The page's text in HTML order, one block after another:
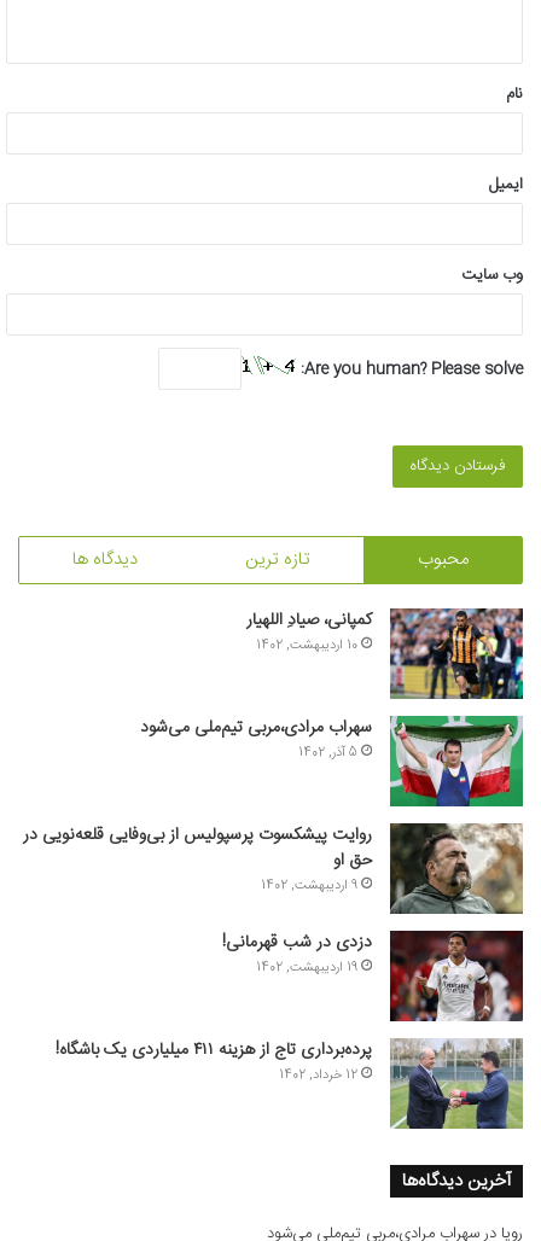
*
نام
ایمیل
وب‌ سایت
Are you human? Please solve:
محبوب تازه ترین دیدگاه ها
کمپانی، صیادِ اللهیار
10 اردیبهشت, 1402
سهراب مرادی،مربی تیم‌ملی می‌شود
5 آذر, 1402
روایت پیشکسوت پرسپولیس از بی‌وفایی قلعه‌نویی در
حق او
9 اردیبهشت, 1402
دزدی در شب قهرمانی!
19 اردیبهشت, 1402
پرده‌برداری تاج از هزینه ۴۱۱ میلیاردی یک باشگاه!
12 خرداد, 1402
آخرین دیدگاه‌ها
رویا درسهراب مرادی،مربی تیم‌ملی می‌شود